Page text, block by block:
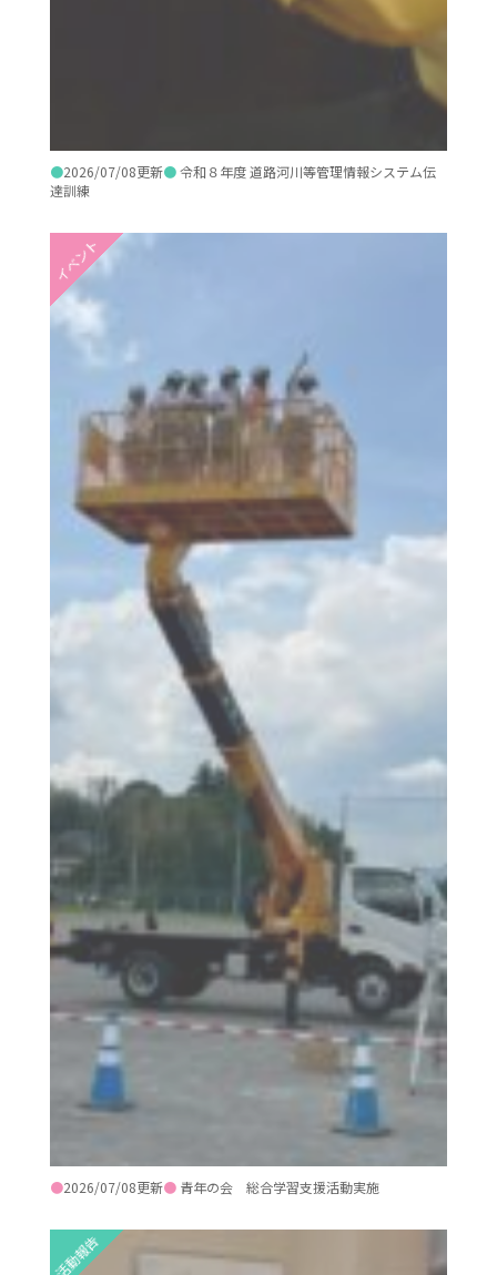
●2026/07/08更新●令和８年度 道路河川等管理情報システム伝
達訓練
イベント
●2026/07/08更新●青年の会 総合学習支援活動実施
活動報告